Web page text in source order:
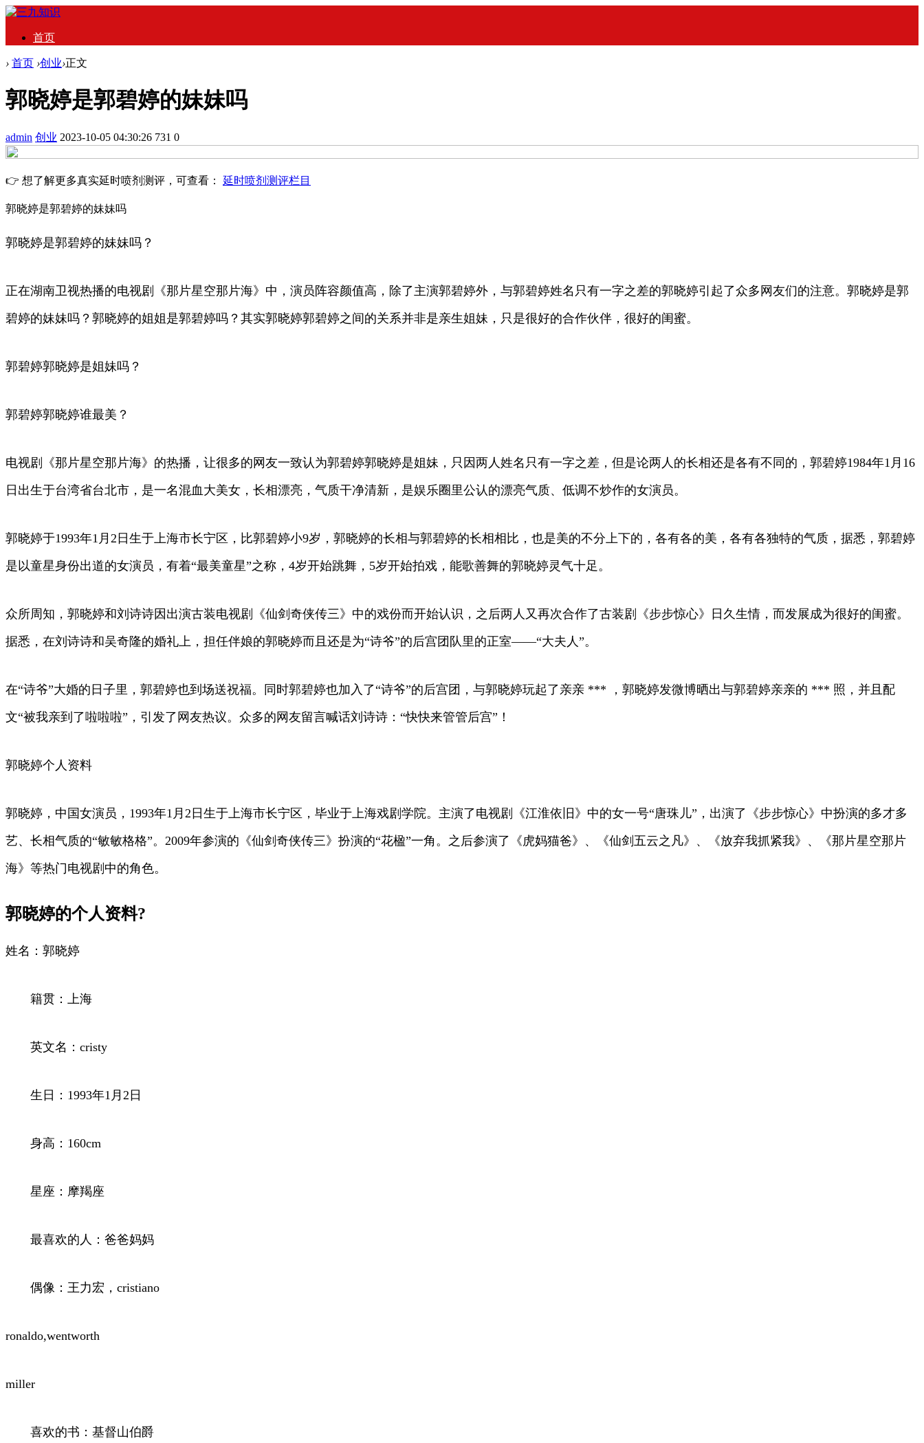
首页
› 首页 ›创业›正文
郭晓婷是郭碧婷的妹妹吗
admin 创业 2023-10-05 04:30:26 731 0
👉 想了解更多真实延时喷剂测评，可查看： 延时喷剂测评栏目
郭晓婷是郭碧婷的妹妹吗
郭晓婷是郭碧婷的妹妹吗？
正在湖南卫视热播的电视剧《那片星空那片海》中，演员阵容颜值高，除了主演郭碧婷外，与郭碧婷姓名只有一字之差的郭晓婷引起了众多网友们的注意。郭晓婷是郭
碧婷的妹妹吗？郭晓婷的姐姐是郭碧婷吗？其实郭晓婷郭碧婷之间的关系并非是亲生姐妹，只是很好的合作伙伴，很好的闺蜜。
郭碧婷郭晓婷是姐妹吗？
郭碧婷郭晓婷谁最美？
电视剧《那片星空那片海》的热播，让很多的网友一致认为郭碧婷郭晓婷是姐妹，只因两人姓名只有一字之差，但是论两人的长相还是各有不同的，郭碧婷1984年1月16
日出生于台湾省台北市，是一名混血大美女，长相漂亮，气质干净清新，是娱乐圈里公认的漂亮气质、低调不炒作的女演员。
郭晓婷于1993年1月2日生于上海市长宁区，比郭碧婷小9岁，郭晓婷的长相与郭碧婷的长相相比，也是美的不分上下的，各有各的美，各有各独特的气质，据悉，郭碧婷
是以童星身份出道的女演员，有着“最美童星”之称，4岁开始跳舞，5岁开始拍戏，能歌善舞的郭晓婷灵气十足。
众所周知，郭晓婷和刘诗诗因出演古装电视剧《仙剑奇侠传三》中的戏份而开始认识，之后两人又再次合作了古装剧《步步惊心》日久生情，而发展成为很好的闺蜜。
据悉，在刘诗诗和吴奇隆的婚礼上，担任伴娘的郭晓婷而且还是为“诗爷”的后宫团队里的正室——“大夫人”。
在“诗爷”大婚的日子里，郭碧婷也到场送祝福。同时郭碧婷也加入了“诗爷”的后宫团，与郭晓婷玩起了亲亲 *** ，郭晓婷发微博晒出与郭碧婷亲亲的 *** 照，并且配
文“被我亲到了啦啦啦”，引发了网友热议。众多的网友留言喊话刘诗诗：“快快来管管后宫”！
郭晓婷个人资料
郭晓婷，中国女演员，1993年1月2日生于上海市长宁区，毕业于上海戏剧学院。主演了电视剧《江淮依旧》中的女一号“唐珠儿”，出演了《步步惊心》中扮演的多才多
艺、长相气质的“敏敏格格”。2009年参演的《仙剑奇侠传三》扮演的“花楹”一角。之后参演了《虎妈猫爸》、《仙剑五云之凡》、《放弃我抓紧我》、《那片星空那片
海》等热门电视剧中的角色。
郭晓婷的个人资料?
姓名：郭晓婷
籍贯：上海
英文名：cristy
生日：1993年1月2日
身高：160cm
星座：摩羯座
最喜欢的人：爸爸妈妈
偶像：王力宏，cristiano
ronaldo,wentworth
miller
喜欢的书：基督山伯爵